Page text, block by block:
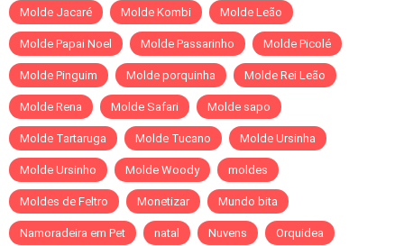
Molde Jacaré Molde Kombi Molde Leão
Molde Papai Noel Molde Passarinho Molde Picolé
Molde Pinguim Molde porquinha Molde Rei Leão
Molde Rena Molde Safari Molde sapo
Molde Tartaruga Molde Tucano Molde Ursinha
Molde Ursinho Molde Woody moldes
Moldes de Feltro Monetizar Mundo bita
Namoradeira em Pet natal Nuvens Orquidea